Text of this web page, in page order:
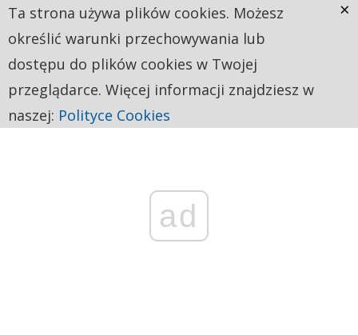
ad
Ta strona używa plików cookies. Możesz
określić warunki przechowywania lub
dostępu do plików cookies w Twojej
przeglądarce. Więcej informacji znajdziesz w
naszej: Polityce Cookies
×